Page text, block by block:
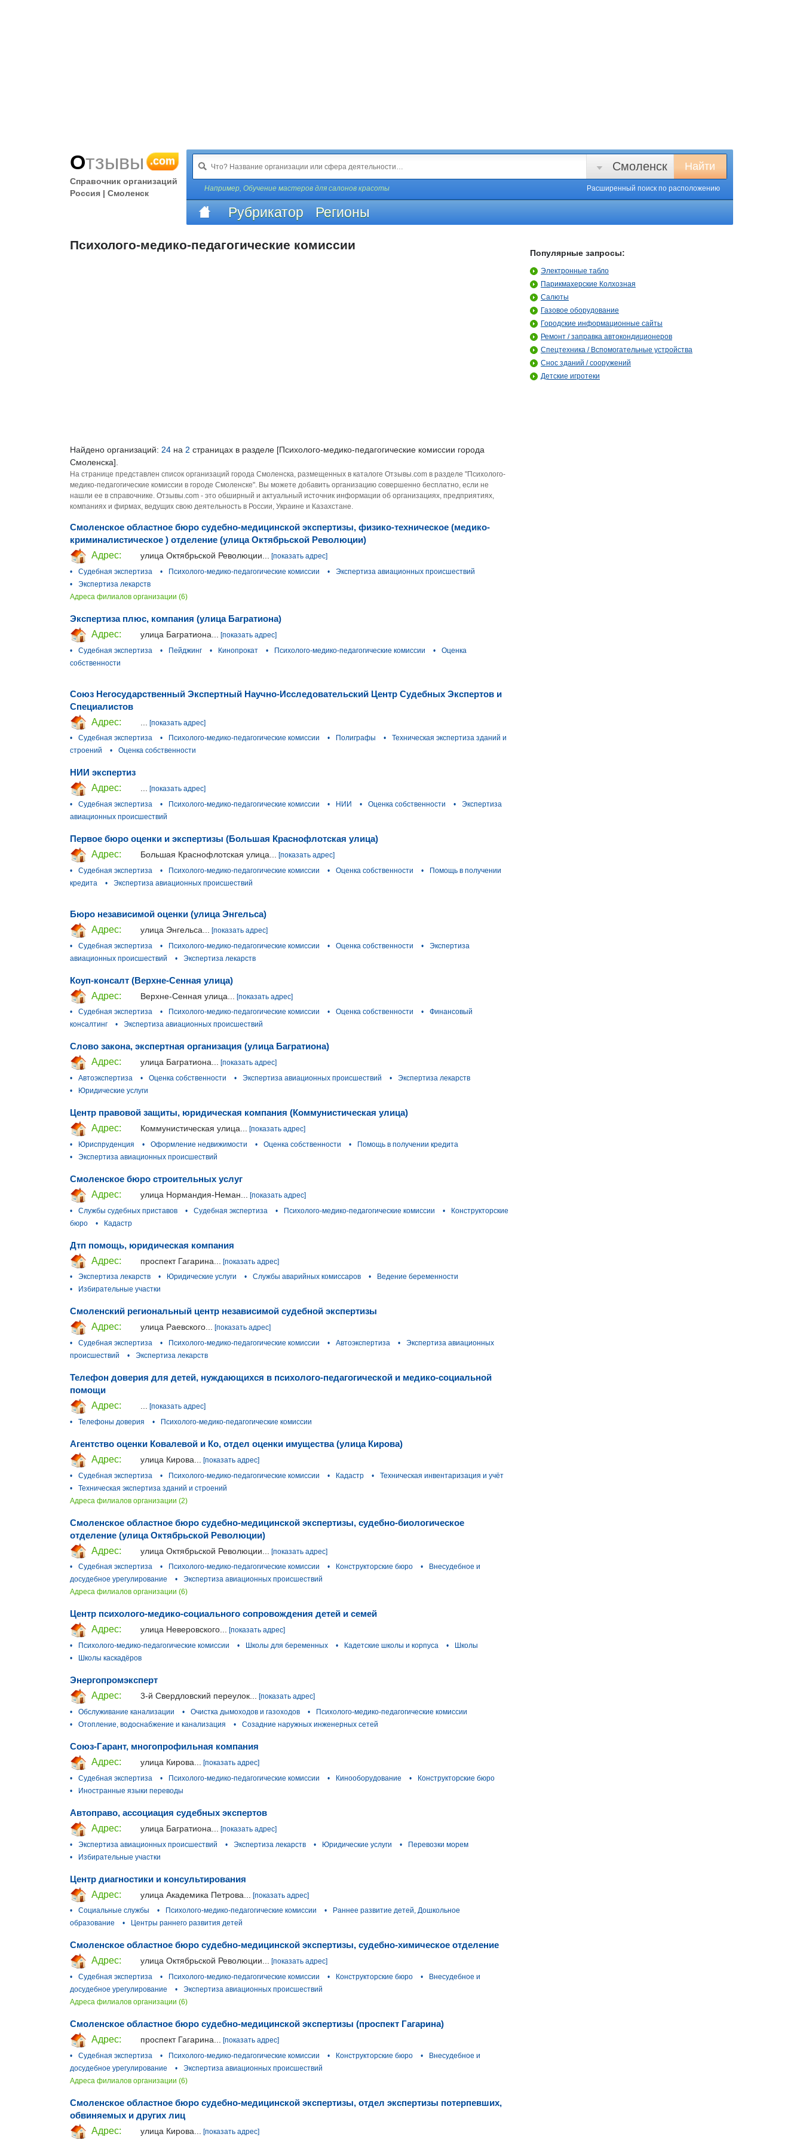
Отзывы .com
Справочник организаций
Россия | Смоленск
Найти
Смоленск
Например, Обучение мастеров для салонов красоты Расширенный поиск по расположению
Рубрикатор Регионы
Психолого-медико-педагогические комиссии
Найдено организаций: 24 на 2 страницах в разделе [Психолого-медико-педагогические комиссии города
Смоленска].
На странице представлен список организаций города Смоленска, размещенных в каталоге Отзывы.com в разделе "Психолого-
медико-педагогические комиссии в городе Смоленске". Вы можете добавить организацию совершенно бесплатно, если не
нашли ее в справочнике. Отзывы.com - это обширный и актуальный источник информации об организациях, предприятиях,
компаниях и фирмах, ведущих свою деятельность в России, Украине и Казахстане.
Смоленское областное бюро судебно-медицинской экспертизы, физико-техническое (медико-
криминалистическое ) отделение (улица Октябрьской Революции)
Адрес:
улица Октябрьской Революции...
[показать адрес]
•
Судебная экспертиза • Психолого-медико-педагогические комиссии •
Экспертиза авиационных происшествий
•
Экспертиза лекарств
Адреса филиалов организации (6)
Экспертиза плюс, компания (улица Багратиона)
Адрес:
улица Багратиона...
[показать адрес]
•
Судебная экспертиза • Пейджинг • Кинопрокат • Психолого-медико-педагогические комиссии •
Оценка
собственности
Союз Негосударственный Экспертный Научно-Исследовательский Центр Судебных Экспертов и
Специалистов
Адрес:
[показать адрес]
•
Судебная экспертиза • Психолого-медико-педагогические комиссии • Полиграфы •
Техническая экспертиза зданий и
строений
• Оценка собственности
НИИ экспертиз
Адрес:
... [показать адрес]
•
Судебная экспертиза • Психолого-медико-педагогические комиссии • НИИ • Оценка собственности •
Экспертиза
авиационных происшествий
Первое бюро оценки и экспертизы (Большая Краснофлотская улица)
Адрес:
Большая Краснофлотская улица...
[показать адрес]
•
Судебная экспертиза • Психолого-медико-педагогические комиссии • Оценка собственности •
Помощь в получении
кредита
• Экспертиза авиационных происшествий
Бюро независимой оценки (улица Энгельса)
Адрес:
улица Энгельса...
[показать адрес]
•
Судебная экспертиза • Психолого-медико-педагогические комиссии • Оценка собственности •
Экспертиза
авиационных происшествий
• Экспертиза лекарств
Коуп-консалт (Верхне-Сенная улица)
Адрес:
Верхне-Сенная улица...
[показать адрес]
•
Судебная экспертиза • Психолого-медико-педагогические комиссии • Оценка собственности •
Финансовый
консалтинг
• Экспертиза авиационных происшествий
Слово закона, экспертная организация (улица Багратиона)
Адрес:
улица Багратиона... [показать адрес]
•
Автоэкспертиза • Оценка собственности • Экспертиза авиационных происшествий •
Экспертиза лекарств
•
Юридические услуги
Центр правовой защиты, юридическая компания (Коммунистическая улица)
Адрес:
Коммунистическая улица...
[показать адрес]
•
Юриспруденция • Оформление недвижимости • Оценка собственности •
Помощь в получении кредита
•
Экспертиза авиационных происшествий
Смоленское бюро строительных услуг
Адрес:
улица Нормандия-Неман...
[показать адрес]
•
Службы судебных приставов • Судебная экспертиза • Психолого-медико-педагогические комиссии •
Конструкторские
бюро
• Кадастр
Дтп помощь, юридическая компания
Адрес:
проспект Гагарина...
[показать адрес]
•
Экспертиза лекарств • Юридические услуги • Службы аварийных комиссаров •
Ведение беременности
•
Избирательные участки
Смоленский региональный центр независимой судебной экспертизы
Адрес:
улица Раевского... [показать адрес]
•
Судебная экспертиза • Психолого-медико-педагогические комиссии • Автоэкспертиза •
Экспертиза авиационных
происшествий
• Экспертиза лекарств
Телефон доверия для детей, нуждающихся в психолого-педагогической и медико-социальной
помощи
Адрес:
[показать адрес]
•
Телефоны доверия • Психолого-медико-педагогические комиссии
Агентство оценки Ковалевой и Ко, отдел оценки имущества (улица Кирова)
Адрес:
улица Кирова...
[показать адрес]
•
Судебная экспертиза • Психолого-медико-педагогические комиссии • Кадастр •
Техническая инвентаризация и учёт
•
Техническая экспертиза зданий и строений
Адреса филиалов организации (2)
Смоленское областное бюро судебно-медицинской экспертизы, судебно-биологическое
отделение (улица Октябрьской Революции)
Адрес:
улица Октябрьской Революции...
[показать адрес]
•
Судебная экспертиза • Психолого-медико-педагогические комиссии • Конструкторские бюро •
Внесудебное и
досудебное урегулирование
•
Экспертиза авиационных происшествий
Адреса филиалов организации (6)
Центр психолого-медико-социального сопровождения детей и семей
Адрес:
улица Неверовского... [показать адрес]
•
Психолого-медико-педагогические комиссии • Школы для беременных • Кадетские школы и корпуса •
Школы
•
Школы каскадёров
Энергопромэксперт
Адрес:
3-й Свердловский переулок... [показать адрес]
•
Обслуживание канализации • Очистка дымоходов и газоходов •
Психолого-медико-педагогические комиссии
•
Отопление, водоснабжение и канализация • Созадние наружных инженерных сетей
Союз-Гарант, многопрофильная компания
Адрес:
улица Кирова...
[показать адрес]
•
Судебная экспертиза • Психолого-медико-педагогические комиссии • Кинооборудование •
Конструкторские бюро
•
Иностранные языки переводы
Автоправо, ассоциация судебных экспертов
Адрес:
улица Багратиона...
[показать адрес]
•
Экспертиза авиационных происшествий • Экспертиза лекарств • Юридические услуги •
Перевозки морем
•
Избирательные участки
Центр диагностики и консультирования
Адрес:
улица Академика Петрова...
[показать адрес]
•
Социальные службы • Психолого-медико-педагогические комиссии •
Раннее развитие детей, Дошкольное
образование
• Центры раннего развития детей
Смоленское областное бюро судебно-медицинской экспертизы, судебно-химическое отделение
Адрес:
улица Октябрьской Революции... [показать адрес]
•
Судебная экспертиза • Психолого-медико-педагогические комиссии • Конструкторские бюро •
Внесудебное и
досудебное урегулирование
•
Экспертиза авиационных происшествий
Адреса филиалов организации (6)
Смоленское областное бюро судебно-медицинской экспертизы (проспект Гагарина)
Адрес:
проспект Гагарина...
[показать адрес]
•
Судебная экспертиза • Психолого-медико-педагогические комиссии • Конструкторские бюро •
Внесудебное и
досудебное урегулирование
•
Экспертиза авиационных происшествий
Адреса филиалов организации (6)
Смоленское областное бюро судебно-медицинской экспертизы, отдел экспертизы потерпевших,
обвиняемых и других лиц
Адрес:
улица Кирова...
[показать адрес]
Популярные запросы:
Электронные табло
Парикмахерские Колхозная
Салюты
Газовое оборудование
Городские информационные сайты
Ремонт / заправка автокондиционеров
Спецтехника / Вспомогательные устройства
Снос зданий / сооружений
Детские игротеки